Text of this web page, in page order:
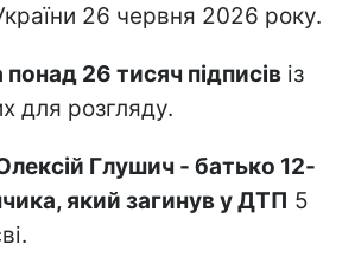
26 червня 2026 року.
понад 26 тисяч підписів із
для розгляду.
Глушич - батько 12-
який загинув у ДТП 5